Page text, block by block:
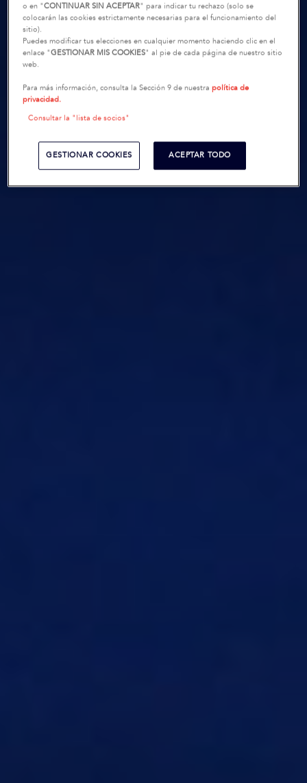
o en "CONTINUAR SIN ACEPTAR" para indicar tu rechazo (solo se
colocarán las cookies estrictamente necesarias para el funcionamiento del
sitio).
Puedes modificar tus elecciones en cualquier momento haciendo clic en el
enlace "GESTIONAR MIS COOKIES" al pie de cada página de nuestro sitio
web.
Para más información, consulta la Sección 9 de nuestrapolítica de
privacidad.
Consultar la "lista de socios"
GESTIONAR COOKIES ACEPTAR TODO